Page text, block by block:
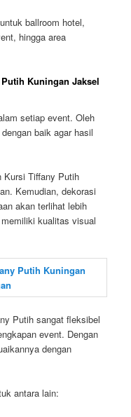
ballroom hotel,
hingga area
Kuningan Jaksel
setiap event. Oleh
baik agar hasil
Kursi Tiffany Putih
Kemudian, dekorasi
akan terlihat lebih
kualitas visual
Putih sangat fleksibel
event. Dengan
dengan
antara lain: